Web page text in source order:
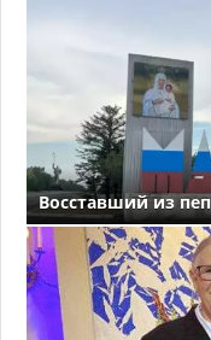
Восставший из